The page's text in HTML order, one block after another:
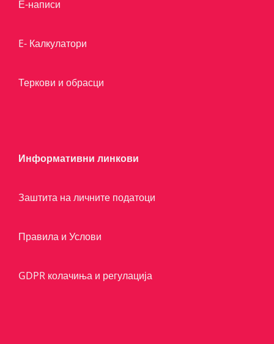
Е-написи
E- Калкулатори
Теркови и обрасци
Информативни линкови
Заштита на личните податоци
Правила и Услови
GDPR колачиња и регулација